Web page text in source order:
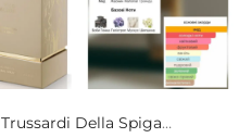
Trussardi Della Spiga